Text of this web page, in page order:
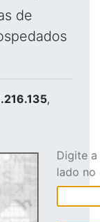
de
,
Digite
lado no